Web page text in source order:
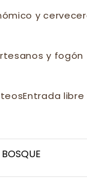
y
y fogón
Entrada